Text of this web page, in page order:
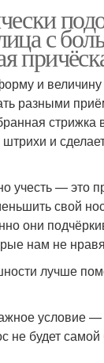
с
и
разными
стрижка
и
учесть — это
свой
они
нам не
лучше
условие —
не будет